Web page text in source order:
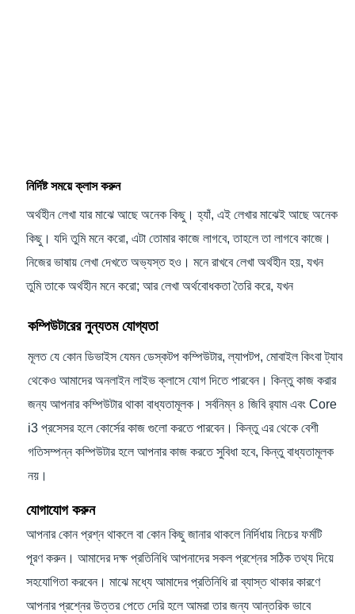
নির্দিষ্ট সময়ে ক্লাস করুন
অর্থহীন লেখা যার মাঝে আছে অনেক কিছু। হ্যাঁ, এই লেখার মাঝেই আছে অনেক
কিছু। যদি তুমি মনে করো, এটা তোমার কাজে লাগবে, তাহলে তা লাগবে কাজে।
নিজের ভাষায় লেখা দেখতে অভ্যস্ত হও। মনে রাখবে লেখা অর্থহীন হয়, যখন
তুমি তাকে অর্থহীন মনে করো; আর লেখা অর্থবোধকতা তৈরি করে, যখন
কম্পিউটারের নুন্যতম যোগ্যতা
মূলত যে কোন ডিভাইস যেমন ডেস্কটপ কম্পিউটার, ল্যাপটপ, মোবাইল কিংবা ট্যাব
থেকেও আমাদের অনলাইন লাইভ ক্লাসে যোগ দিতে পারবেন। কিন্তু কাজ করার
জন্য আপনার কম্পিউটার থাকা বাধ্যতামূলক। সর্বনিম্ন ৪ জিবি র‍্যাম এবং Core
i3 প্রসেসর হলে কোর্সের কাজ গুলো করতে পারবেন। কিন্তু এর থেকে বেশী
গতিসম্পন্ন কম্পিউটার হলে আপনার কাজ করতে সুবিধা হবে, কিন্তু বাধ্যতামূলক
নয়।
যোগাযোগ করুন
আপনার কোন প্রশ্ন থাকলে বা কোন কিছু জানার থাকলে নির্দিধায় নিচের ফর্মটি
পূরণ করুন। আমাদের দক্ষ প্রতিনিধি আপনাদের সকল প্রশ্নের সঠিক তথ্য দিয়ে
সহযোগিতা করবেন। মাঝে মধ্যে আমাদের প্রতিনিধি রা ব্যাস্ত থাকার কারণে
আপনার প্রশ্নের উত্তর পেতে দেরি হলে আমরা তার জন্য আন্তরিক ভাবে